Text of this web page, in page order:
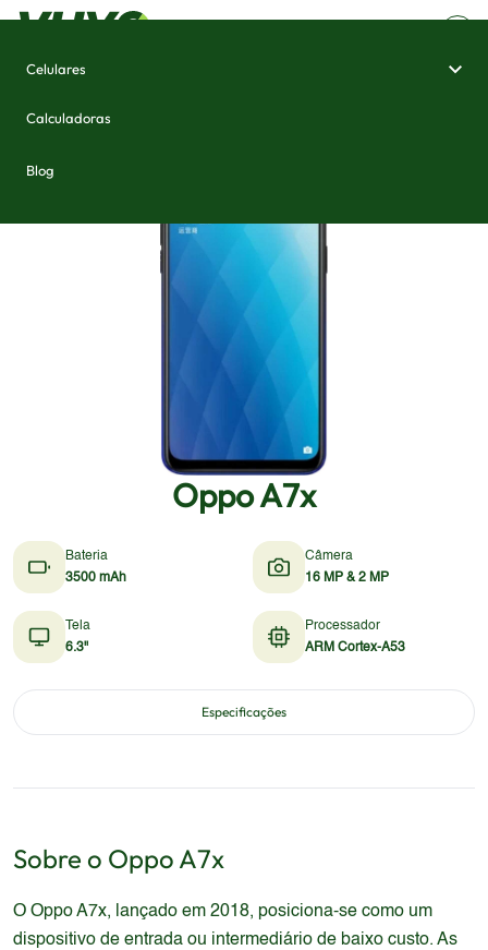
Celulares
Calculadoras
Blog
Oppo A7x
Bateria
3500 mAh
Câmera
16 MP & 2 MP
Tela
6.3"
Processador
ARM Cortex-A53
Especificações
Sobre o Oppo A7x
O Oppo A7x, lançado em 2018, posiciona-se como um
dispositivo de entrada ou intermediário de baixo custo. As